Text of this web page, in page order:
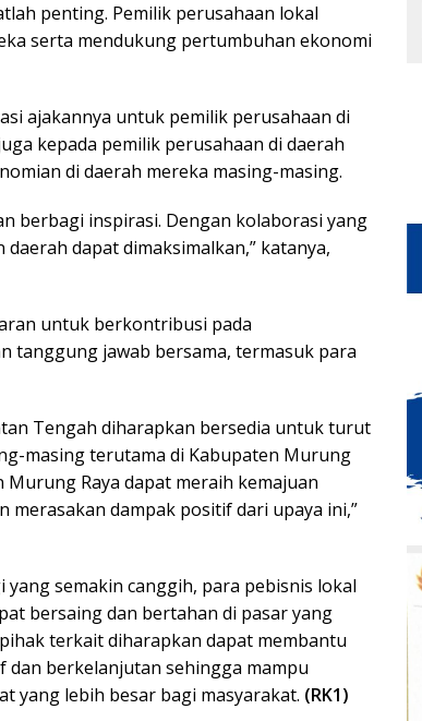
penting. Pemilik perusahaan lokal
serta mendukung pertumbuhan ekonomi
ajakannya untuk pemilik perusahaan di
kepada pemilik perusahaan di daerah
di daerah mereka masing-masing.
berbagi inspirasi. Dengan kolaborasi yang
dapat dimaksimalkan,” katanya,
untuk berkontribusi pada
tanggung jawab bersama, termasuk para
Tengah diharapkan bersedia untuk turut
masing terutama di Kabupaten Murung
Murung Raya dapat meraih kemajuan
merasakan dampak positif dari upaya ini,”
semakin canggih, para pebisnis lokal
bersaing dan bertahan di pasar yang
terkait diharapkan dapat membantu
berkelanjutan sehingga mampu
yang lebih besar bagi masyarakat. (RK1)